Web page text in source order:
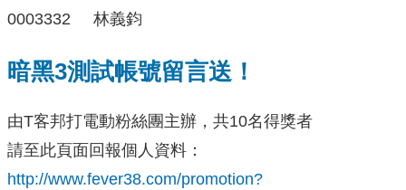
0003332 林義鈞
暗黑3測試帳號留言送！
由T客邦打電動粉絲團主辦，共10名得獎者
請至此頁面回報個人資料：
http://www.fever38.com/promotion?